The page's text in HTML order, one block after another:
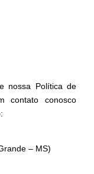
nossa Política de
contato conosco
– MS)